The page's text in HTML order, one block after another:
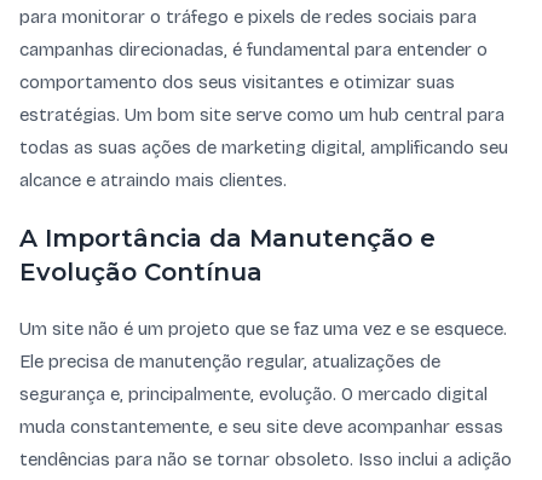
para monitorar o tráfego e pixels de redes sociais para
campanhas direcionadas, é fundamental para entender o
comportamento dos seus visitantes e otimizar suas
estratégias. Um bom site serve como um hub central para
todas as suas ações de marketing digital, amplificando seu
alcance e atraindo mais clientes.
A Importância da Manutenção e
Evolução Contínua
Um site não é um projeto que se faz uma vez e se esquece.
Ele precisa de manutenção regular, atualizações de
segurança e, principalmente, evolução. O mercado digital
muda constantemente, e seu site deve acompanhar essas
tendências para não se tornar obsoleto. Isso inclui a adição